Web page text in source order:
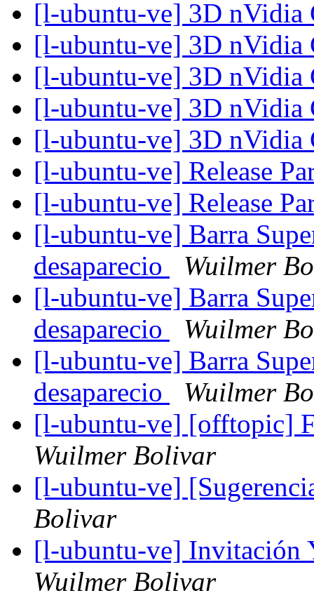
[l-ubuntu-ve] 3D nVidia
[l-ubuntu-ve] 3D nVidia
[l-ubuntu-ve] 3D nVidia
[l-ubuntu-ve] 3D nVidia
[l-ubuntu-ve] 3D nVidia
[l-ubuntu-ve] Release
[l-ubuntu-ve] Release
[l-ubuntu-ve] Barra
desaparecio
Wuilmer
[l-ubuntu-ve] Barra
desaparecio
Wuilmer
[l-ubuntu-ve] Barra
desaparecio
Wuilmer
[l-ubuntu-ve] [offtopic]
Wuilmer Bolivar
[l-ubuntu-ve]
Bolivar
[l-ubuntu-ve] Invitación
Wuilmer Bolivar